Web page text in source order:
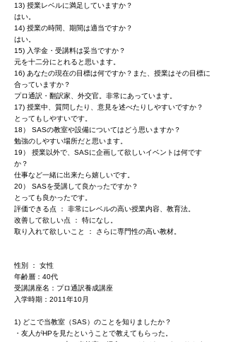
13) 授業レベルに満足していますか？
はい。
14) 授業の時間、期間は適当ですか？
はい。
15) 入学金・受講料は妥当ですか？
元を十二分にとれると思います。
16) あなたの現在の目標は何ですか？また、授業はその目標に
合っていますか？
プロ通訳・翻訳家、外交官。非常にあっています。
17) 授業中、質問したり、意見を述べたりしやすいですか？
とってもしやすいです。
18） SASの教室や設備についてはどう思いますか？
勉強のしやすい場所だと思います。
19） 授業以外で、SASに企画して欲しいイベントは何です
か？
仕事など一緒に出来たら嬉しいです。
20） SASを受講して良かったですか？
とっても良かったです。
評価できる点 ： 非常にレベルの高い授業内容、教育法。
改善して欲しい点 ： 特になし。
取り入れて欲しいこと ： さらに専門性の高い教材。
性別 ： 女性
年齢層：40代
受講講座名：プロ通訳養成講座
入学時期：2011年10月
1) どこで当教室（SAS）のことを知りましたか？
・友人がHPを見たということで教えてもらった。